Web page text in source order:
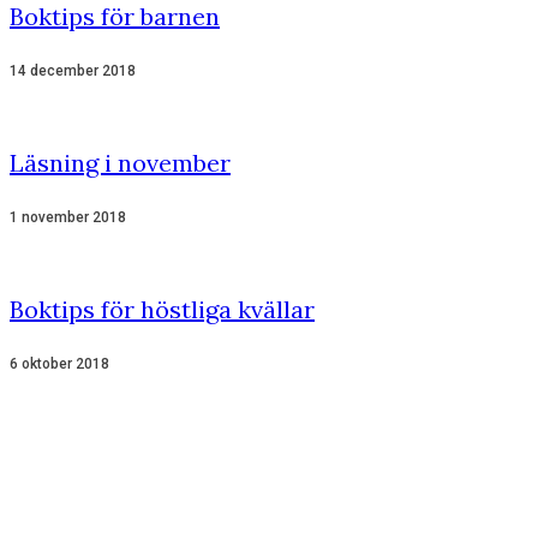
Boktips för barnen
14 december 2018
Läsning i november
1 november 2018
Boktips för höstliga kvällar
6 oktober 2018